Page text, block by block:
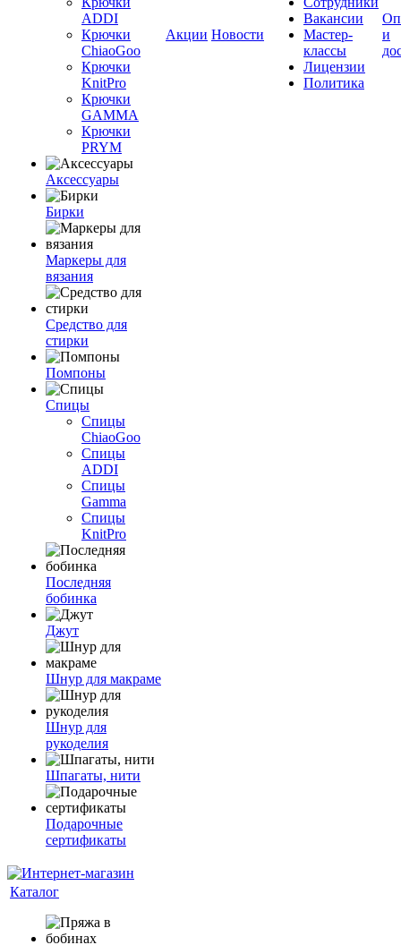
ADDI
Крючки
ChiaoGoo
Крючки
KnitPro
Крючки
GAMMA
Крючки
PRYM
Аксессуары
Бирки
Маркеры для
вязания
Средство для
стирки
Помпоны
Спицы
Спицы
ChiaoGoo
Спицы
ADDI
Спицы
Gamma
Спицы
KnitPro
Последняя
бобинка
Джут
Шнур для макраме
Шнур для
рукоделия
Шпагаты, нити
Подарочные
сертификаты
Акции Новости
Вакансии
Мастер-
классы
Лицензии
Политика
и
Каталог